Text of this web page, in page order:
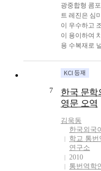
광중합형 콤
트 레진은 심
이 우수하고
이 용이하여
용 수복재로
합에 따른 미
의 문제가 있
연구에서 상
포짓트 레진
출 성분의 양
합 정도를 측
여 각 광중합
성능을 평가
유출성분을
7
한국 문학
영문 오역
김욱동
한국외국
학교 통번
연구소
2010
통번역학